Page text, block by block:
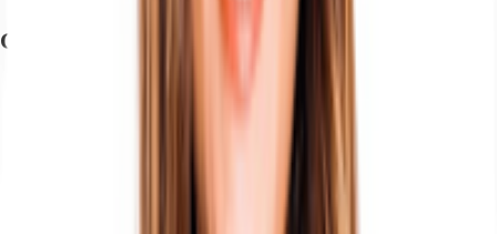
Grundrisse